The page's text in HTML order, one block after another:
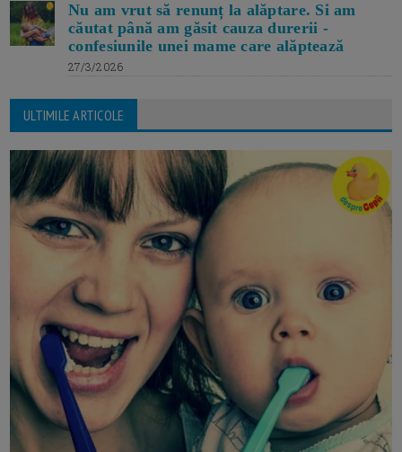
Nu am vrut să renunț la alăptare. Si am
căutat până am găsit cauza durerii -
confesiunile unei mame care alăptează
27/3/2026
ULTIMILE ARTICOLE